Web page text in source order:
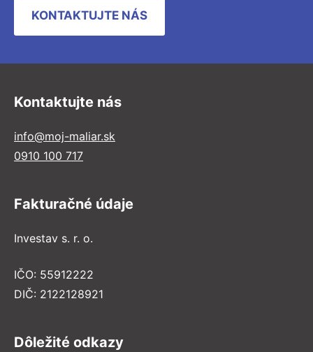
KONTAKTUJTE NÁS
Kontaktujte nás
info@moj-maliar.sk
0910 100 717
Fakturačné údaje
Investav s. r. o.
IČO: 55912222
DIČ: 2122128921
Dôležité odkazy